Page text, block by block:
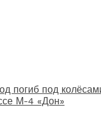
погиб под
М-4 «Дон»